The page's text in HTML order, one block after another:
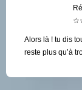
Alors là ! tu dis
reste plus qu’à